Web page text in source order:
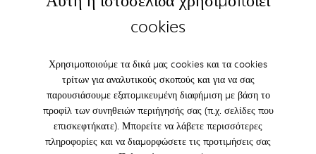
cookies
Χρησιμοποιούμε τα δικά μας cookies και τα cookies
τρίτων για αναλυτικούς σκοπούς και για να σας
παρουσιάσουμε εξατομικευμένη διαφήμιση με βάση το
προφίλ των συνηθειών περιήγησής σας (π.χ. σελίδες που
επισκεφτήκατε). Μπορείτε να λάβετε περισσότερες
πληροφορίες και να διαμορφώσετε τις προτιμήσεις σας
Norte - K900149-001 - Μαύρα δερμάτινα μποτάκια για
Norte - K900149-026
Norte - K900149-025
Norte - K900149-024 - Μπλε δερμάτινα
Norte - K900149-023
Norte - K900149-022
Norte -Norte -
85 € - 99 €
Brutus - K900179-002 -
Brutus - K900179-035
Brutus -
Brutus
95 € - 99 €